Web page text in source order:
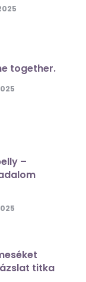
together.
–
titka